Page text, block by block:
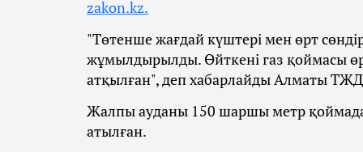
zakon.kz.
"Төтенше жағдай күштері мен өрт
жұмылдырылды. Өйткені газ қоймасы
атқылған", деп хабарлайды Алматы
Жалпы ауданы 150 шаршы метр
атылған.